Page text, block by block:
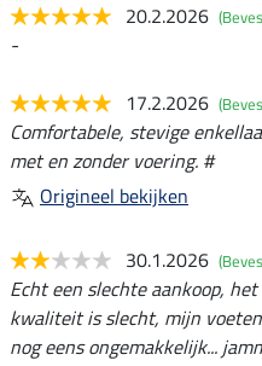
20.2.2026
-
17.2.2026
Comfortabele, stevige
met en zonder voering. #
Origineel bekijken
30.1.2026
Echt een slechte aankoop,
kwaliteit is slecht, mijn
nog eens ongemakkelijk...